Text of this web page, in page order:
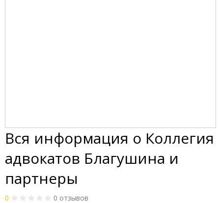
Вся информация о Коллегия
адвокатов Благушина и
партнеры
0 0 отзывов